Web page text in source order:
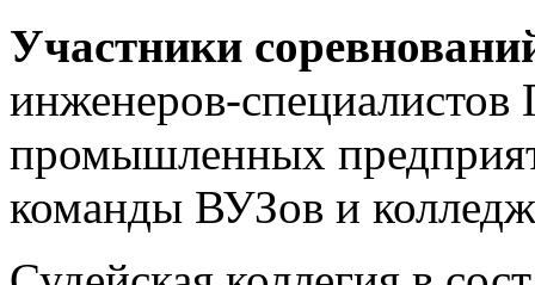
Участники
инженеров-специалистов
промышленных
команды ВУЗов и